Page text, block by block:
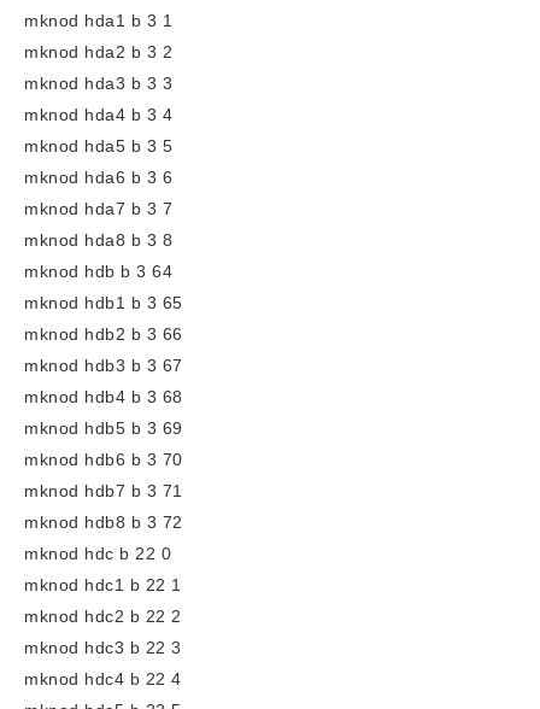
mknod hda1 b 3 1
mknod hda2 b 3 2
mknod hda3 b 3 3
mknod hda4 b 3 4
mknod hda5 b 3 5
mknod hda6 b 3 6
mknod hda7 b 3 7
mknod hda8 b 3 8
mknod hdb b 3 64
mknod hdb1 b 3 65
mknod hdb2 b 3 66
mknod hdb3 b 3 67
mknod hdb4 b 3 68
mknod hdb5 b 3 69
mknod hdb6 b 3 70
mknod hdb7 b 3 71
mknod hdb8 b 3 72
mknod hdc b 22 0
mknod hdc1 b 22 1
mknod hdc2 b 22 2
mknod hdc3 b 22 3
mknod hdc4 b 22 4